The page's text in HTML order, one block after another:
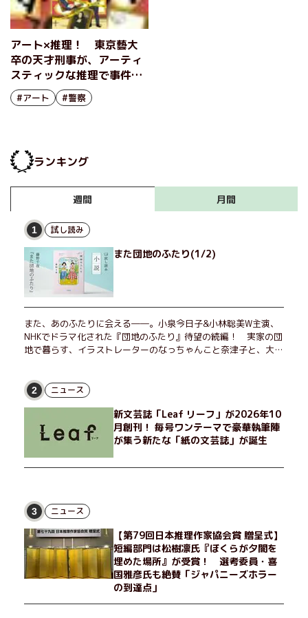
アート×推理！ 東京藝大
卒の天才刑事が、アーティ
スティックな推理で事件の
謎を解く！ 12年前の連続
猟奇殺人事件の真相に迫
#アート #警察
ランキング
週間 月間
1 試し読み
また団地のふたり(1/2)
また、あのふたりに会える――。小泉今日子&小林聡美W主演、
NHKでドラマ化された『団地のふたり』待望の続編！ 実家の団
地で暮らす、イラストレーターのなっちゃんこと奈津子と、大学
げたり、部屋でふたりだけの「台湾映画祭」を催したり。50代
独身、幼なじみの変わらぬ友情とささやかな幸せの日々を描く。
2 ニュース
新文芸誌「Leaf リーフ」が2026年10
月創刊！ 毎号ワンテーマで豪華執筆陣
が集う新たな「紙の文芸誌」が誕生
3 ニュース
【第79回日本推理作家協会賞 贈呈式】
短編部門は松樹凛氏『ぼくらが夕闇を
埋めた場所』が受賞！ 選考委員・喜
国雅彦氏も絶賛「ジャパニーズホラー
の到達点」